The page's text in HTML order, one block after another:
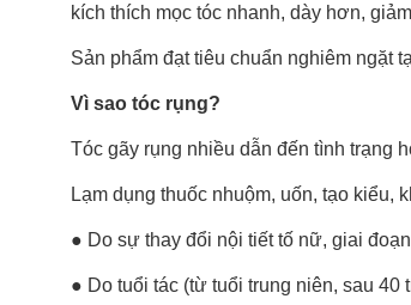
kích thích mọc tóc nhanh, dày hơn,
Sản phẩm đạt tiêu chuẩn nghiêm ngặt
Vì sao tóc rụng?
Tóc gãy rụng nhiều dẫn đến tình trạng
Lạm dụng thuốc nhuộm, uốn, tạo kiểu,
● Do sự thay đổi nội tiết tố nữ, giai
● Do tuổi tác (từ tuổi trung niên, sau 40